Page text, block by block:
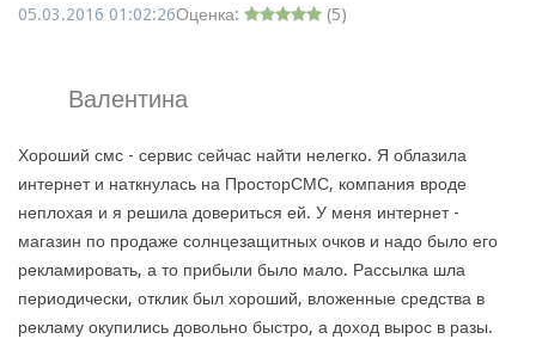
05.03.2016 01:02:26Оценка: (5)
Валентина
Хороший смс - сервис сейчас найти нелегко. Я облазила
интернет и наткнулась на ПросторСМС, компания вроде
неплохая и я решила довериться ей. У меня интернет -
магазин по продаже солнцезащитных очков и надо было его
рекламировать, а то прибыли было мало. Рассылка шла
периодически, отклик был хороший, вложенные средства в
рекламу окупились довольно быстро, а доход вырос в разы.